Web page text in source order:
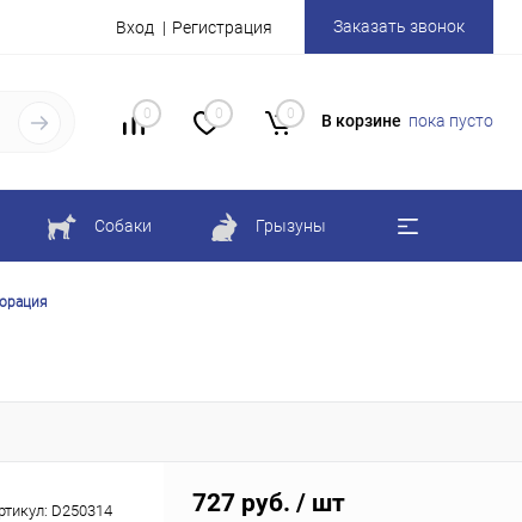
Вход Регистрация Заказать звонок
0 0 0 В корзине пока пусто
Собаки Грызуны
D250314 727 руб. / шт